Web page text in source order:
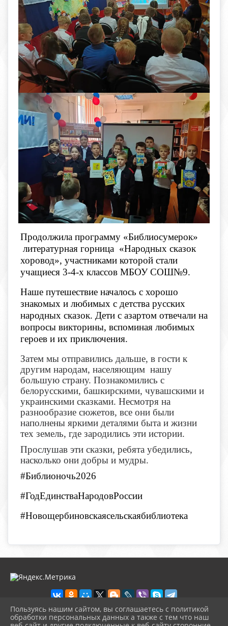
Продолжила программу «Библиосумерок»
литературная горница «Народных сказок
хоровод», участниками которой стали
учащиеся 3-4-х классов МБОУ СОШ№9.
Наше путешествие началось с хорошо
знакомых и любимых с детства русских
народных сказок. Дети с азартом отвечали на
вопросы викторины, вспоминая любимых
героев и их приключения.
Затем мы отправились дальше, в гости к
другим народам, населяющим нашу
большую страну. Познакомились с
белорусскими, башкирскими, чувашскими и
украинскими сказками. Несмотря на
разнообразие сюжетов, все они были
наполнены яркими деталями быта и жизни
тех земель, где зародились эти истории.
Прослушав эти сказки, ребята убедились,
насколько они добры и мудры.
#Библионочь2026
#ГодЕдинстваНародовРоссии
#Новощербиновскаясельскаябиблиотека
Пользуясь нашим сайтом, вы соглашаетесь с политикой
обработки персональных данных а также с тем что наш